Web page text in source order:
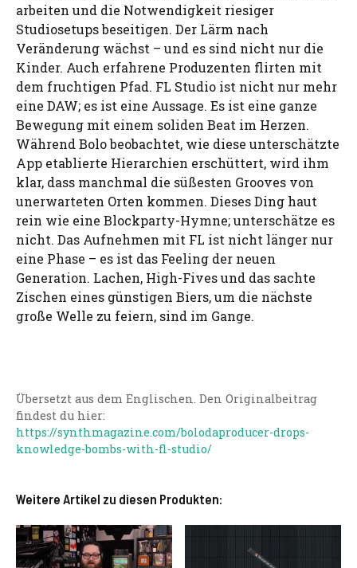
arbeiten und die Notwendigkeit riesiger
Studiosetups beseitigen. Der Lärm nach
Veränderung wächst – und es sind nicht nur die
Kinder. Auch erfahrene Produzenten flirten mit
dem fruchtigen Pfad. FL Studio ist nicht nur mehr
eine DAW; es ist eine Aussage. Es ist eine ganze
Bewegung mit einem soliden Beat im Herzen.
Während Bolo beobachtet, wie diese unterschätzte
App etablierte Hierarchien erschüttert, wird ihm
klar, dass manchmal die süßesten Grooves von
unerwarteten Orten kommen. Dieses Ding haut
rein wie eine Blockparty-Hymne; unterschätze es
nicht. Das Aufnehmen mit FL ist nicht länger nur
eine Phase – es ist das Feeling der neuen
Generation. Lachen, High-Fives und das sachte
Zischen eines günstigen Biers, um die nächste
große Welle zu feiern, sind im Gange.
Übersetzt aus dem Englischen. Den Originalbeitrag
findest du hier:
https://synthmagazine.com/bolodaproducer-drops-
knowledge-bombs-with-fl-studio/
Weitere Artikel zu diesen Produkten: